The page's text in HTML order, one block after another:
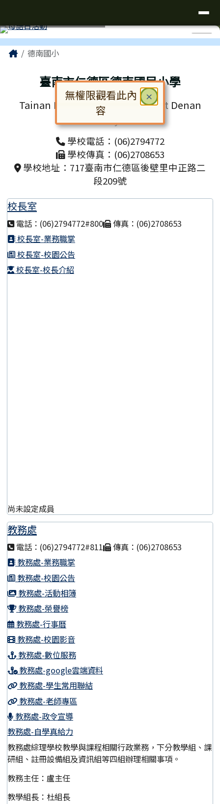
⏸
工具列
主內容區域
Home德南國小
臺南市仁德區德南國民小學
Tainan Municipal Rende District Denan
Elementary School
學校電話：(06)2794772
學校傳真：(06)2708653
學校地址：717臺南市仁德區後壁里中正路二
段209號
校長室
電話：(06)2794772#800
傳真：(06)2708653
校長室-業務職掌
校長室-校園公告
校長室-校長介紹
尚未設定成員
教務處
電話：(06)2794772#811
傳真：(06)2708653
教務處-業務職掌
教務處-校園公告
教務處-活動相簿
教務處-榮譽榜
教務處-行事曆
教務處-校園影音
教務處-數位服務
教務處-google雲端資料
教務處-學生常用聯結
教務處-老師專區
教務處-政令宣導
教務處-自學真給力
教務處綜理學校教學與課程相關行政業務，下分教學組、課
研組、註冊設備組及資訊組等四組辦理相關事項。
教務主任：盧主任
教學組長：杜組長
頁尾區域
× 關閉
無權限觀看此內
容
對話框已開啟。請使用 Tab 鍵在